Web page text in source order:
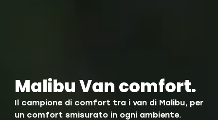
Malibu Van comfort.
Il campione di comfort tra i van di Malibu, per
un comfort smisurato in ogni ambiente.